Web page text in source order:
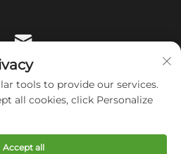
protected]
Electrical and Mechanical
tools to provide our services.
all cookies, click Personalize
Accept all